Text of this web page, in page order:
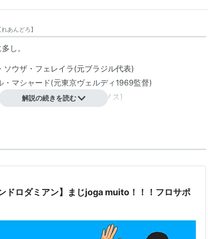
れあんどろ】
し。
ソウザ・フェレイラ(元ブラジル代表)
・マシャード(元東京ヴェルディ1969監督)
ス・シミオニ(元横浜F・マリノス)
ダ・シルバ(元ヴィッセル神戸、ガンバ大阪)
ンダ(元ヴィッセル神戸)
ェド
ダ・シルバ(元ヴィッセル神戸)
・エウゼビオ
レイソル)
解説の続きを読む
ドロダミアン】まじjoga muito！！！フロサポ